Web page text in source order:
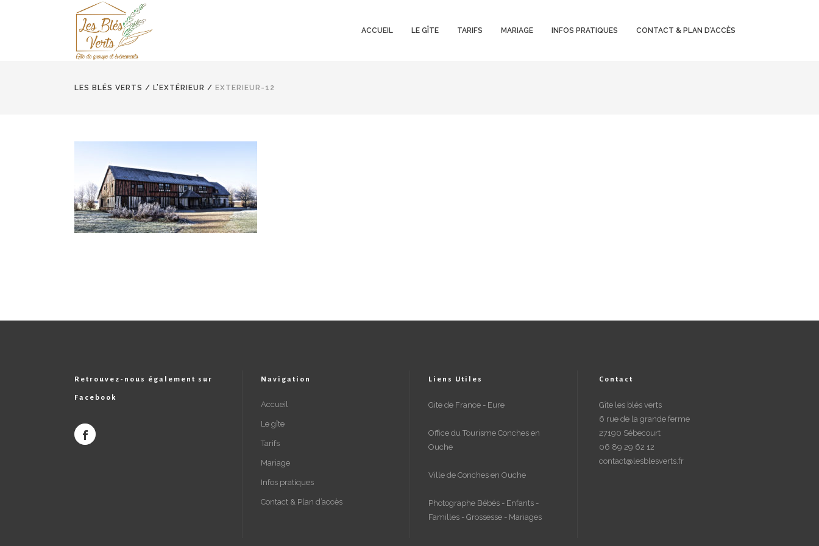
ACCUEIL LE GÎTE TARIFS MARIAGE INFOS PRATIQUES CONTACT & PLAN D’ACCÈS
LES BLÉS VERTS / L’EXTÉRIEUR / EXTERIEUR-12
Retrouvez-nous également sur
Facebook
Navigation
Accueil
Le gîte
Tarifs
Mariage
Infos pratiques
Contact & Plan d’accès
Liens Utiles
Gite de France - Eure
Office du Tourisme Conches en
Ouche
Ville de Conches en Ouche
Photographe Bébés - Enfants -
Familles - Grossesse - Mariages
Contact
Gîte les blés verts
6 rue de la grande ferme
27190 Sébecourt
06 89 29 62 12
contact@lesblesverts.fr